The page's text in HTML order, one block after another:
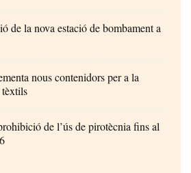
de la nova estació de bombament a
nous contenidors per a la
de l’ús de pirotècnia fins al